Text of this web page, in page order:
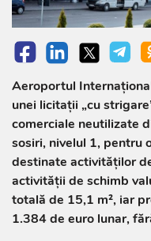
Aeroportul
unei licitații „cu
comerciale neutilizate
sosiri, nivelul 1, pentru
destinate activităților
activității de schimb
totală de 15,1 m², iar
1.384 de euro lunar,